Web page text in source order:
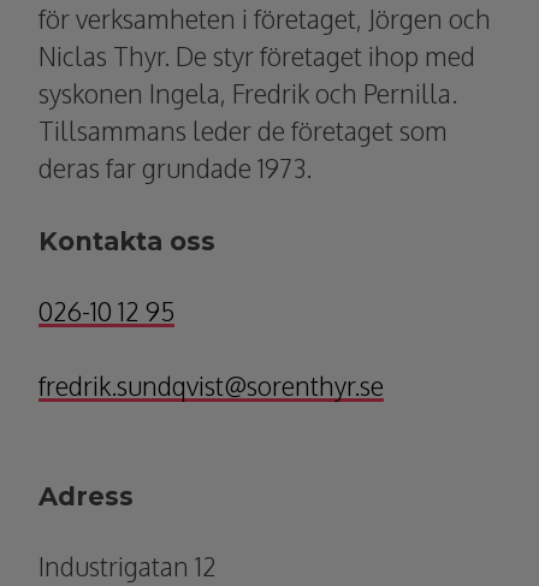
för verksamheten i företaget, Jörgen och
Niclas Thyr. De styr företaget ihop med
syskonen Ingela, Fredrik och Pernilla.
Tillsammans leder de företaget som
deras far grundade 1973.
Kontakta oss
026-10 12 95
fredrik.sundqvist@sorenthyr.se
Adress
Industrigatan 12